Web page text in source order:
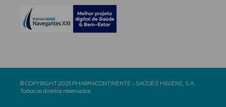
© COPYRIGHT 2025 PHARMACONTINENTE – SAÚDE E HIGIENE, S.A.
Todos os direitos reservados